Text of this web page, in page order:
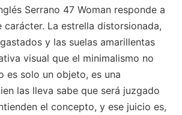
Serrano 47 Woman responde a
carácter. La estrella distorsionada,
y las suelas amarillentas
visual que el minimalismo no
es solo un objeto, es una
las lleva sabe que será juzgado
el concepto, y ese juicio es,